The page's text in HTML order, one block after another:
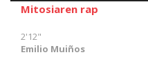
Mitosiaren rap
2'12"
Emilio Muiños